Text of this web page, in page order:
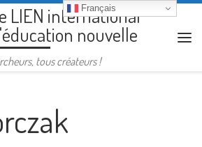
LIEN international
nouvelle
tous créateurs !
Français